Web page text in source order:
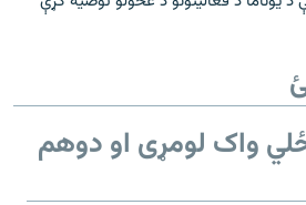
ځلي واک لومړی او دوهم